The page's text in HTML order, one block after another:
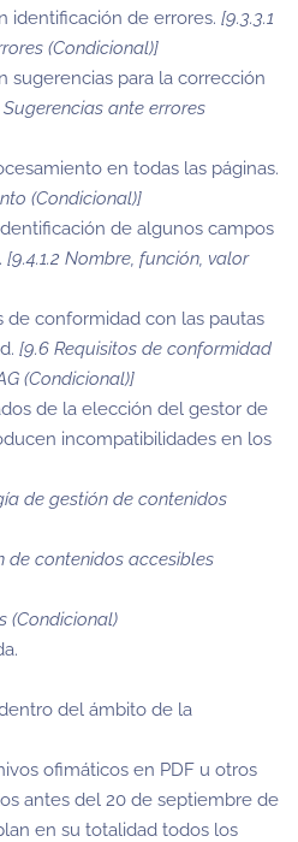
identificación de errores. [9.3.3.1
(Condicional)]
sugerencias para la corrección
Sugerencias ante errores
en todas las páginas.
(Condicional)]
de algunos campos
[9.4.1.2 Nombre, función, valor
de conformidad con las pautas
[9.6 Requisitos de conformidad
(Condicional)]
de la elección del gestor de
incompatibilidades en los
de gestión de contenidos
de contenidos accesibles
(Condicional)
del ámbito de la
ofimáticos en PDF u otros
antes del 20 de septiembre de
en su totalidad todos los